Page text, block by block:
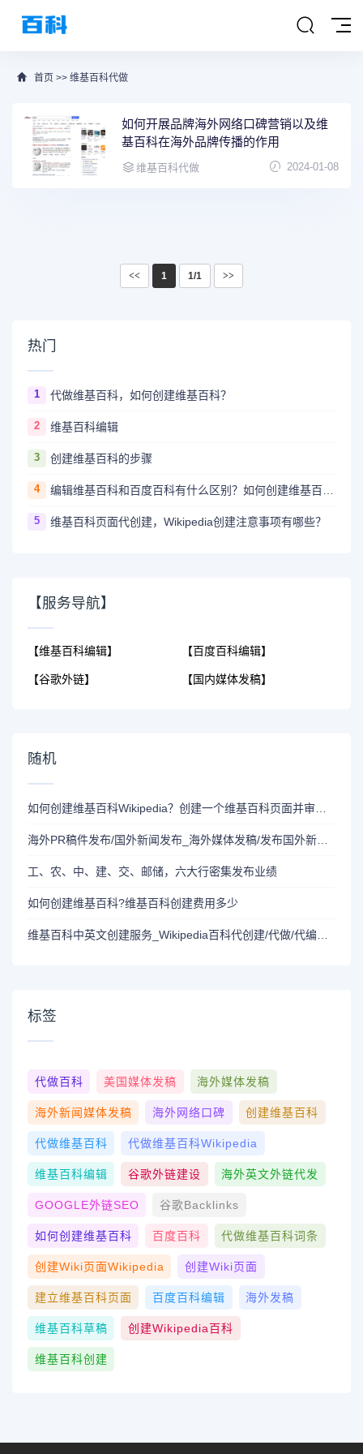
首页 >> 维基百科代做
如何开展品牌海外网络口碑营销以及维
基百科在海外品牌传播的作用
维基百科代做 2024-01-08
<< 1 1/1 >>
热门
1 代做维基百科，如何创建维基百科？
2 维基百科编辑
3 创建维基百科的步骤
4 编辑维基百科和百度百科有什么区别？如何创建维基百科词条？
5 维基百科页面代创建，Wikipedia创建注意事项有哪些？
【服务导航】
【维基百科编辑】
【谷歌外链】
【百度百科编辑】
【国内媒体发稿】
随机
工、农、中、建、交、邮储，六大行密集发布业绩
如何创建维基百科?维基百科创建费用多少
标签
代做百科 美国媒体发稿 海外媒体发稿
海外新闻媒体发稿 海外网络口碑 创建维基百科
代做维基百科 代做维基百科wikipedia
维基百科编辑 谷歌外链建设 海外英文外链代发
GOOGLE外链SEO 谷歌Backlinks
如何创建维基百科 百度百科 代做维基百科词条
创建wiki页面Wikipedia 创建wiki页面
建立维基百科页面 百度百科编辑 海外发稿
维基百科草稿 创建Wikipedia百科
维基百科创建